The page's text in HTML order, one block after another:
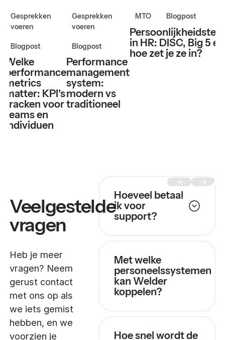
Gesprekken
voeren
Blogpost
Welke
performance
metrics
matter: KPI's
tracken voor
teams en
individuen
Gesprekken
voeren
Blogpost
Performance
management
system:
modern vs
traditioneel
MTO Blogpost
in HR: DISC, Big 5 en
hoe zet je ze in?
Veelgestelde
vragen
Heb je meer
vragen? Neem
gerust contact
met ons op als
we iets gemist
hebben, en we
voorzien je
Hoeveel betaal
ik voor
support?
Met welke
personeelssystemen
kan Welder
koppelen?
Hoe snel wordt de